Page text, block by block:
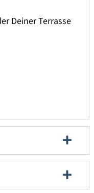
Deiner Terrasse